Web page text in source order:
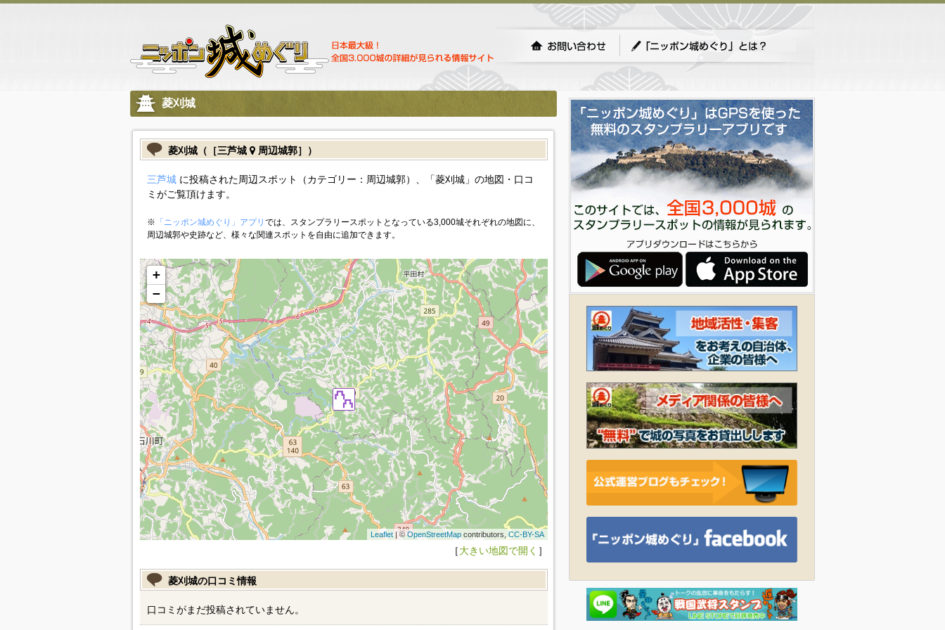
菱刈城
菱刈城（［三芦城 周辺城郭］）
三芦城に投稿された周辺スポット（カテゴリー：周辺城郭）、「菱刈城」の地図・口コ
ミがご覧頂けます。
※ 「ニッポン城めぐり」アプリ では、スタンプラリースポットとなっている3,000城それぞれの地図に、
周辺城郭や史跡など、様々な関連スポットを自由に追加できます。
+
−
Leaflet| ©OpenStreetMapcontributors, CC-BY-SA
［大きい地図で開く ］
菱刈城の口コミ情報
口コミがまだ投稿されていません。